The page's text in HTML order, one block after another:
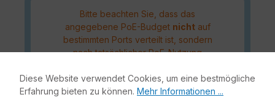
Bitte beachten Sie, dass das
angegebene PoE-Budget nichtauf
bestimmten Ports verteilt ist, sondern
nach tatsächlicher PoE-Nutzung
an jeden Port angeschlossen werden
können, solange das Budget noch
Diese Website verwendet Cookies, um eine bestmögliche
Erfahrung bieten zu können. Mehr Informationen ...